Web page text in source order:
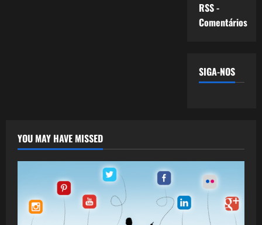
RSS -
Comentários
SIGA-NOS
YOU MAY HAVE MISSED